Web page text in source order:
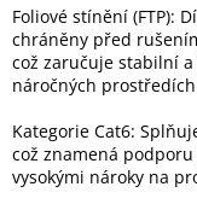
Elektronika
Domácnost
%
Black
Friday
Foliové stínění (FTP):
chráněny před
což zaručuje stabilní
náročných
Kategorie Cat6:
což znamená
vysokými nároky na